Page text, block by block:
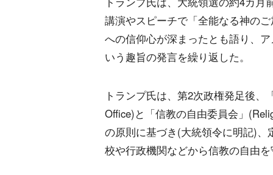
講演やスピーチで「全能なる神の
への信仰心が深まったとも語り、
いう趣旨の発言を繰り返した。
トランプ氏は、第2次政権発足後
Office)と「信教の自由委員会」
の原則に基づき(大統領令に明記)
校や行政機関などから信教の自由